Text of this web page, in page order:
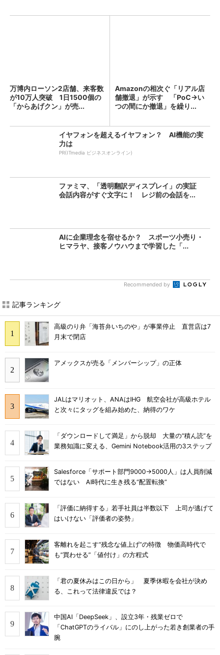
万博内ローソン2店舗、来客数
が10万人突破 1日1500個の
「からあげクン」が売...
Amazonの相次ぐ「リアル店
舗撤退」が示す 「PoC→い
つの間にか撤退」を繰り...
イヤフォンを超えるイヤフォン？ AI機能の実
力は
PR(ITmedia ビジネスオンライン)
ファミマ、「透明翻訳ディスプレイ」の実証
会話内容がすぐ文字に！ レジ前の会話を...
AIに企業理念を宿せるか？ スポーツ小売り・
ヒマラヤ、接客ノウハウまで学習した「...
Recommended by
記事ランキング
高級のり弁「海苔弁いちのや」が事業停止 直営店は7
月末で閉店
アメックスが売る「メンバーシップ」の正体
JALはマリオット、ANAはIHG 航空会社が高級ホテル
と次々にタッグを組み始めた、納得のワケ
「ダウンロードして満足」から脱却 大量の“積ん読”を
業務知識に変える、Gemini Notebook活用の3ステップ
Salesforce「サポート部門9000→5000人」は人員削減
ではない AI時代に生き残る“配置転換”
「評価に納得する」若手社員は半数以下 上司が逃げて
はいけない「評価者の姿勢」
客離れを起こす“残念な値上げ”の特徴 物価高時代で
も“買わせる”「値付け」の方程式
「君の夏休みはこの日から」 夏季休暇を会社が決め
る、これって法律違反では？
中国AI「DeepSeek」、設立3年・残業ゼロで
「ChatGPTのライバル」にのし上がった若き創業者の手
腕